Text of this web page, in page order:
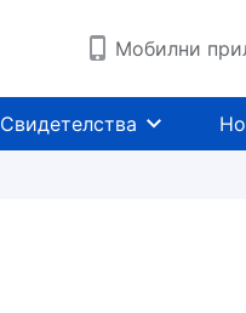
Мобилни
Свидетелства